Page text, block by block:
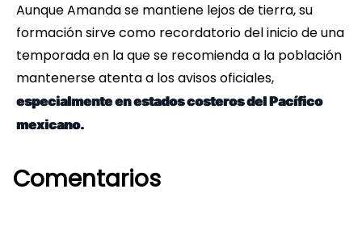
Aunque Amanda se mantiene lejos de tierra, su
formación sirve como recordatorio del inicio de una
temporada en la que se recomienda a la población
mantenerse atenta a los avisos oficiales,
especialmente en estados costeros del Pacífico
mexicano.
Comentarios